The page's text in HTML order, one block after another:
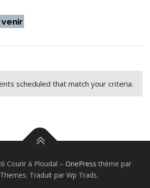
venir
scheduled that match your criteria.
Courir à Ploudal – OnePress thème par
Traduit par Wp Trads.